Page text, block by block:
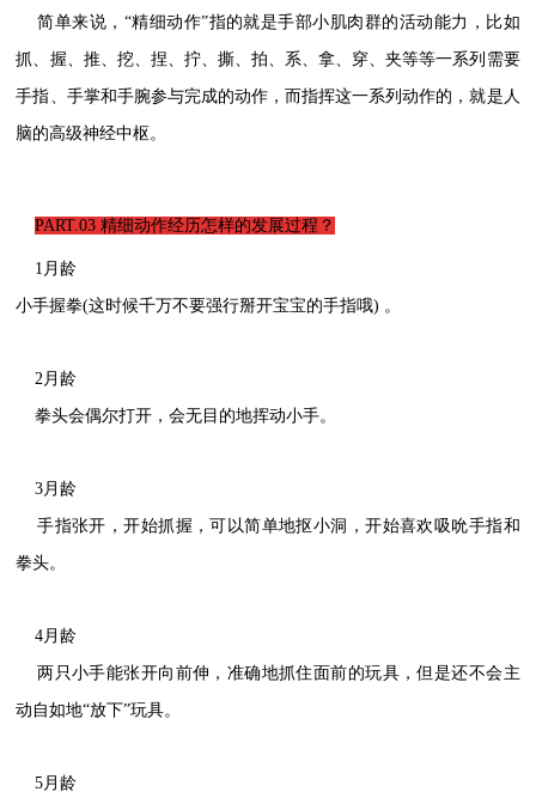
简单来说，“精细动作”指的就是手部小肌肉群的活动能力，比如
抓、握、推、挖、捏、拧、撕、拍、系、拿、穿、夹等等一系列需要
手指、手掌和手腕参与完成的动作，而指挥这一系列动作的，就是人
脑的高级神经中枢。
PART.03精细动作经历怎样的发展过程？
1月龄
小手握拳(这时候千万不要强行掰开宝宝的手指哦) 。
2月龄
拳头会偶尔打开，会无目的地挥动小手。
3月龄
手指张开，开始抓握，可以简单地抠小洞，开始喜欢吸吮手指和
拳头。
4月龄
两只小手能张开向前伸，准确地抓住面前的玩具，但是还不会主
动自如地“放下”玩具。
5月龄